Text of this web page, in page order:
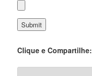
Clique e Compartilhe: